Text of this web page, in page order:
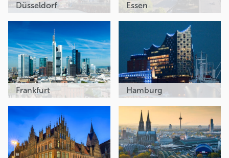
Düsseldorf Essen
Frankfurt Hamburg